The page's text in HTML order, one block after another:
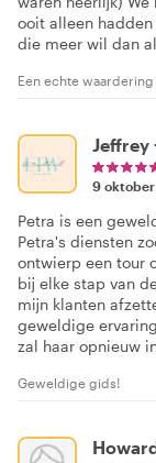
ooit alleen
die meer wil dan
Een echte waardering
Jeffrey
9
Petra is een
Petra's diensten
ontwierp een tour
bij elke stap van
mijn klanten
geweldige
zal haar opnieuw
Geweldige gids!